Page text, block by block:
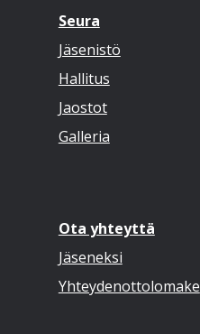
Seura
Jäsenistö
Hallitus
Jaostot
Galleria
Ota yhteyttä
Jäseneksi
Yhteydenottolomake